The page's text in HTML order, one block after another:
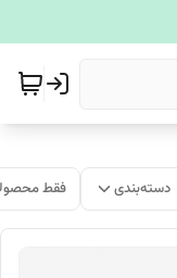
دسته‌بندی فقط